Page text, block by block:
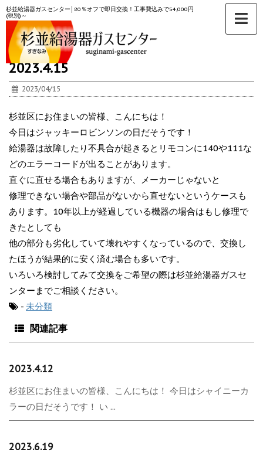
杉並給湯器ガスセンター│80％オフで即日交換！工事費込みで54,000円
(税別)～
ホーム >未分類 >
2023.4.15
2023/04/15
杉並区にお住まいの皆様、こんにちは！
今日はジャッキーロビンソンの日だそうです！
給湯器は故障したり不具合が起きるとリモコンに140や111な
どのエラーコードが出ることがあります。
直ぐに直せる場合もありますが、メーカーじゃないと
修理できない場合や部品がないから直せないというケースも
あります。10年以上が経過している機器の場合はもし修理で
きたとしても
他の部分も劣化していて壊れやすくなっているので、交換し
たほうが結果的に安く済む場合も多いです。
いろいろ検討してみて交換をご希望の際は杉並給湯器ガスセ
ンターまでご相談ください。
- 未分類
関連記事
2023.4.12
杉並区にお住まいの皆様、こんにちは！ 今日はシャイニーカ
ラーの日だそうです！ い ...
2023.6.19